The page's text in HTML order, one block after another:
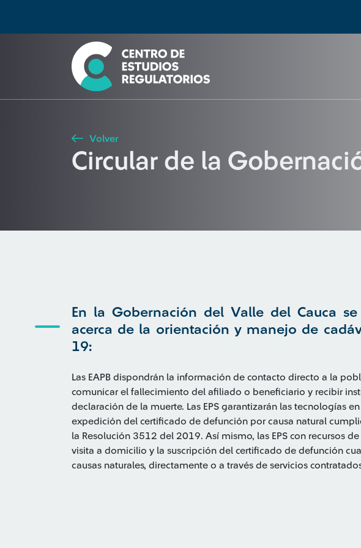
Seleccione país
Buscar
Volver
Circular de la
En la Gobernación del Valle del Cauca
acerca de la orientación y manejo de
19:
Las EAPB dispondrán la información de contacto directo a la
comunicar el fallecimiento del afiliado o beneficiario y recibir
declaración de la muerte. Las EPS garantizarán las tecnologías
expedición del certificado de defunción por causa natural
la Resolución 3512 del 2019. Así mismo, las EPS con recursos
visita a domicilio y la suscripción del certificado de defunción
causas naturales, directamente o a través de servicios